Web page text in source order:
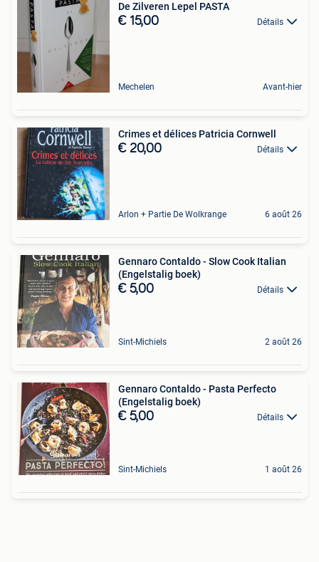
De Zilveren Lepel PASTA
€ 15,00 Détails
Mechelen Avant-hier
Crimes et délices Patricia Cornwell
€ 20,00 Détails
Arlon + Partie De Wolkrange 6 août 26
Gennaro Contaldo - Slow Cook Italian
(Engelstalig boek)
€ 5,00 Détails
Sint-Michiels 2 août 26
Gennaro Contaldo - Pasta Perfecto
(Engelstalig boek)
€ 5,00 Détails
Sint-Michiels 1 août 26